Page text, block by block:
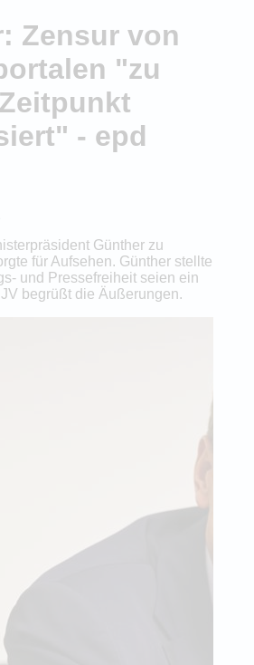
Zensur von
"zu
- epd
Günther zu
für Aufsehen. Günther stellte
und Pressefreiheit seien ein
begrüßt die Äußerungen.